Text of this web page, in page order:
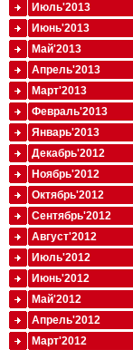
Июль'2013
Июнь'2013
Май'2013
Апрель'2013
Март'2013
Февраль'2013
Январь'2013
Декабрь'2012
Ноябрь'2012
Октябрь'2012
Сентябрь'2012
Август'2012
Июль'2012
Июнь'2012
Май'2012
Апрель'2012
Март'2012